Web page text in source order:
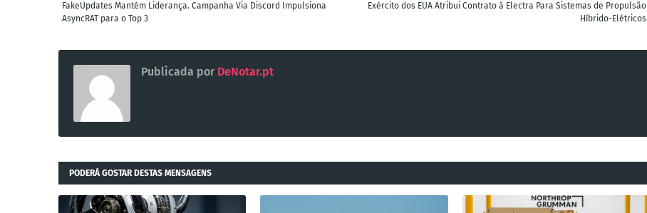
Exército dos EUA Atribui Contrato à Electra Para Sistemas de Propulsão
Híbrido-Elétricos
FakeUpdates Mantém Liderança. Campanha Via Discord Impulsiona
AsyncRAT para o Top 3
Publicada por DeNotar.pt
PODERÁ GOSTAR DESTAS MENSAGENS